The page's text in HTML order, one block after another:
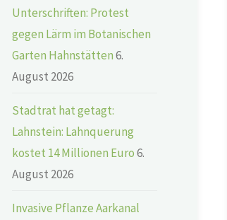
Unterschriften: Protest
gegen Lärm im Botanischen
Garten Hahnstätten6.
August 2026
Stadtrat hat getagt:
Lahnstein: Lahnquerung
kostet 14 Millionen Euro6.
August 2026
Invasive Pflanze Aarkanal